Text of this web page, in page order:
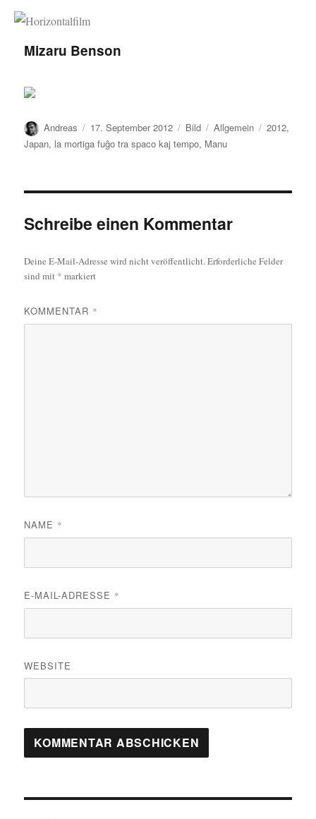
Horizontalfilm
Mizaru Benson
Autor
Andreas
Veröffentlicht
am
17. September 2012 Format
Bild Kategorien
Allgemein 2012,
Japan, la mortiga fuĝo tra spaco kaj tempo, Manu
Schreibe einen Kommentar
Deine E-Mail-Adresse wird nicht veröffentlicht. Erforderliche Felder
sind mit * markiert
KOMMENTAR *
NAME *
E-MAIL-ADRESSE *
WEBSITE